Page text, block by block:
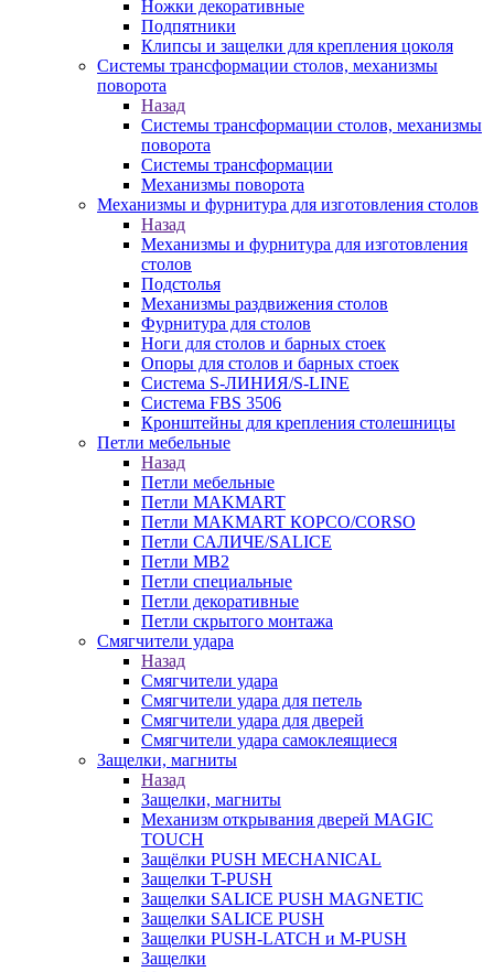
Ножки декоративные
Подпятники
Клипсы и защелки для крепления цоколя
Системы трансформации столов, механизмы
поворота
Назад
Системы трансформации столов, механизмы
поворота
Системы трансформации
Механизмы поворота
Механизмы и фурнитура для изготовления столов
Назад
Механизмы и фурнитура для изготовления
столов
Подстолья
Механизмы раздвижения столов
Фурнитура для столов
Ноги для столов и барных стоек
Опоры для столов и барных стоек
Система S-ЛИНИЯ/S-LINE
Система FBS 3506
Кронштейны для крепления столешницы
Петли мебельные
Назад
Петли мебельные
Петли MAKMART
Петли MAKMART КОРСО/CORSO
Петли САЛИЧЕ/SALICE
Петли MB2
Петли специальные
Петли декоративные
Петли скрытого монтажа
Смягчители удара
Назад
Смягчители удара
Смягчители удара для петель
Смягчители удара для дверей
Cмягчители удара самоклеящиеся
Защелки, магниты
Назад
Защелки, магниты
Механизм открывания дверей MAGIC
TOUCH
Защёлки PUSH MECHANICAL
Защелки T-PUSH
Защелки SALICE PUSH MAGNETIC
Защелки SALICE PUSH
Защелки PUSH-LATCH и M-PUSH
Защелки